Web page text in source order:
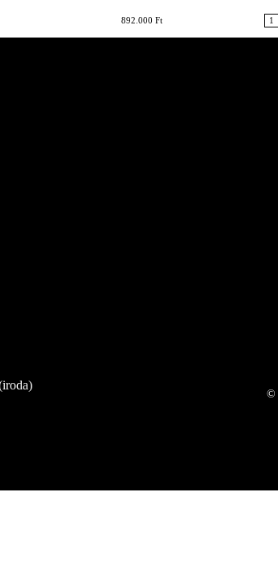
OEM Oil Ring Springs
OEM Front & Rear Main Seals
892.000 Ft
©